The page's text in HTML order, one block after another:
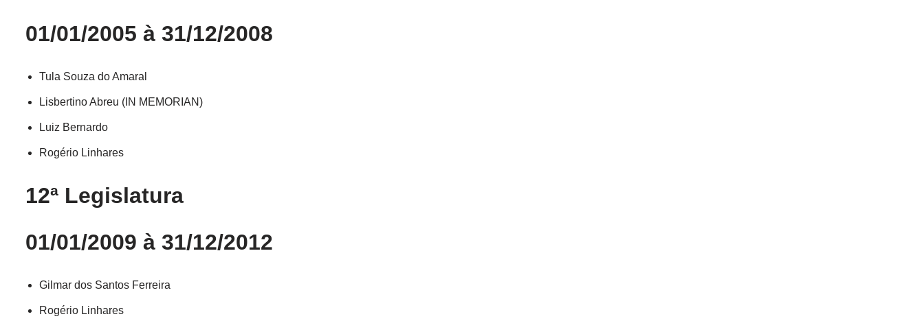
01/01/2005 à 31/12/2008
Tula Souza do Amaral
Lisbertino Abreu (IN MEMORIAN)
Luiz Bernardo
Rogério Linhares
12ª Legislatura
01/01/2009 à 31/12/2012
Gilmar dos Santos Ferreira
Rogério Linhares